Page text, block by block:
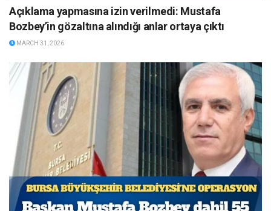
Açıklama yapmasına izin verilmedi: Mustafa
Bozbey’in gözaltına alındığı anlar ortaya çıktı
MARCH 31, 2026